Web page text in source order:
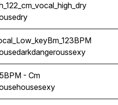
dry
darkdangeroussexy
- Cm
- Cm
housesexy